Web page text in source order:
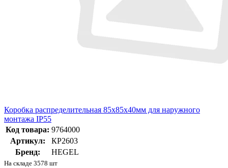
Коробка распределительная 85х85х40мм для наружного
монтажа IP55
Код товара: 9764000
Артикул:
КР2603
Бренд:
HEGEL
На складе 3578 шт